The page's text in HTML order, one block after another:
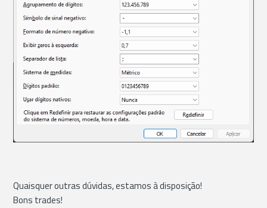
Quaisquer outras dúvidas, estamos à disposição!
Bons trades!